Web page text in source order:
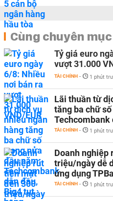
Cùng chuyên mục
Tỷ giá euro
vượt 31.000
TÀI CHÍNH - 1 phút
Lãi thuần từ
tăng ba chữ
Techcombank
TÀI CHÍNH - 1 phút
Doanh nghiệp
triệu/ngày dễ
ứng dụng
TÀI CHÍNH - 1 phút